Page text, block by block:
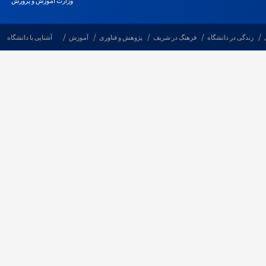
آشنایی با دانشگاه آموزش پژوهش و فناوری فرهنگ در شریف زندگی در دانشگاه